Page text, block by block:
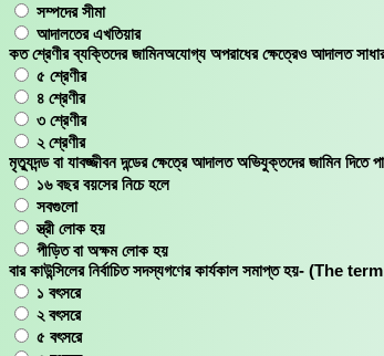
সম্পদের সীমা
আদালতের এখতিয়ার
কত শ্রেণীর ব্যক্তিদের জামিনঅযোগ্য অপরাধের ক্ষেত্রেও
৫ শ্রেণীর
৪ শ্রেণীর
৩ শ্রেণীর
২ শ্রেণীর
মৃত্যুদন্ড বা যাবজ্জীবন দন্ডের ক্ষেত্রে আদালত অভিযুক্তদের
১৬ বছর বয়সের নিচে হলে
সবগুলো
স্ত্রী লোক হয়
পীড়িত বা অক্ষম লোক হয়
বার কাউন্সিলের নির্বাচিত সদস্যগণের কার্যকাল সমাপ্ত
১ বৎসরে
২ বৎসরে
৫ বৎসরে